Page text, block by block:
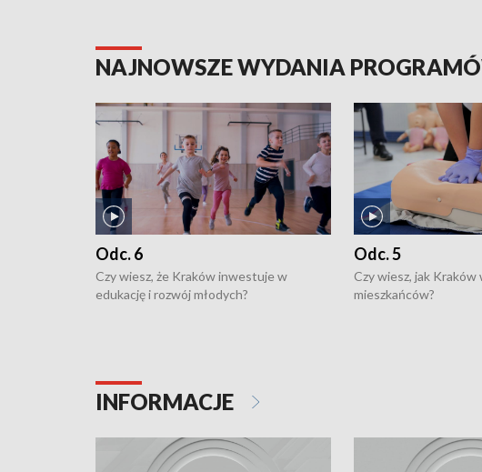
NAJNOWSZE WYDANIA
Odc. 6
Czy wiesz, że Kraków inwestuje w
edukację i rozwój młodych?
Odc. 5
Czy wiesz, jak
mieszkańców?
INFORMACJE